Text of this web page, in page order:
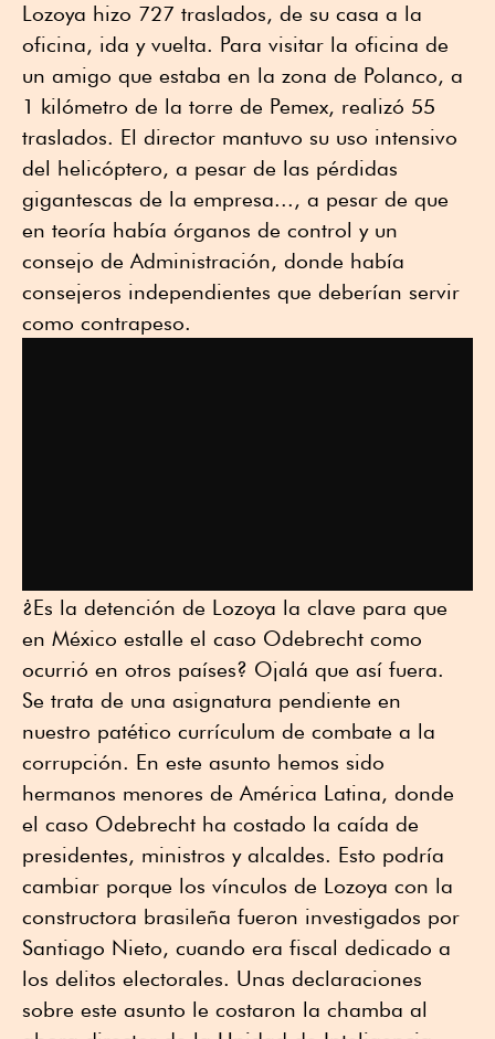
Lozoya hizo 727 traslados, de su casa a la
oficina, ida y vuelta. Para visitar la oficina de
un amigo que estaba en la zona de Polanco, a
1 kilómetro de la torre de Pemex, realizó 55
traslados. El director mantuvo su uso intensivo
del helicóptero, a pesar de las pérdidas
gigantescas de la empresa..., a pesar de que
en teoría había órganos de control y un
consejo de Administración, donde había
consejeros independientes que deberían servir
como contrapeso.
¿Es la detención de Lozoya la clave para que
en México estalle el caso Odebrecht como
ocurrió en otros países? Ojalá que así fuera.
Se trata de una asignatura pendiente en
nuestro patético currículum de combate a la
corrupción. En este asunto hemos sido
hermanos menores de América Latina, donde
el caso Odebrecht ha costado la caída de
presidentes, ministros y alcaldes. Esto podría
cambiar porque los vínculos de Lozoya con la
constructora brasileña fueron investigados por
Santiago Nieto, cuando era fiscal dedicado a
los delitos electorales. Unas declaraciones
sobre este asunto le costaron la chamba al